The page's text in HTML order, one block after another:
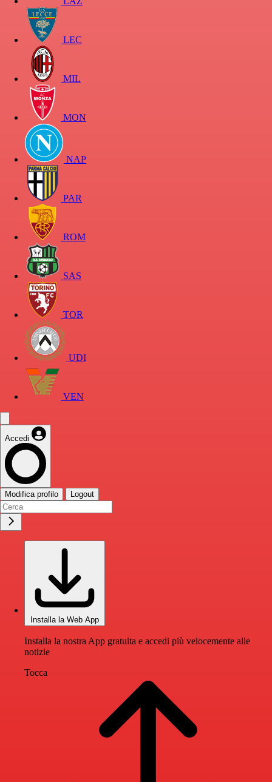
LEC
MIL
MON
NAP
PAR
ROM
SAS
TOR
UDI
VEN
Accedi
Modifica profilo Logout
Installa la Web App
Installa la nostra App gratuita e accedi più velocemente alle
notizie
Tocca